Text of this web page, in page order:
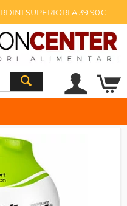
SUPERIORI A 39,90€